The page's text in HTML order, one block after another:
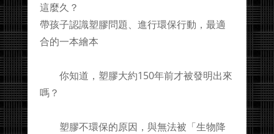
這麼久？
帶孩子認識塑膠問題、進行環保行動，最適
合的一本繪本
你知道，塑膠大約150年前才被發明出來
嗎？
塑膠不環保的原因，與無法被「生物降